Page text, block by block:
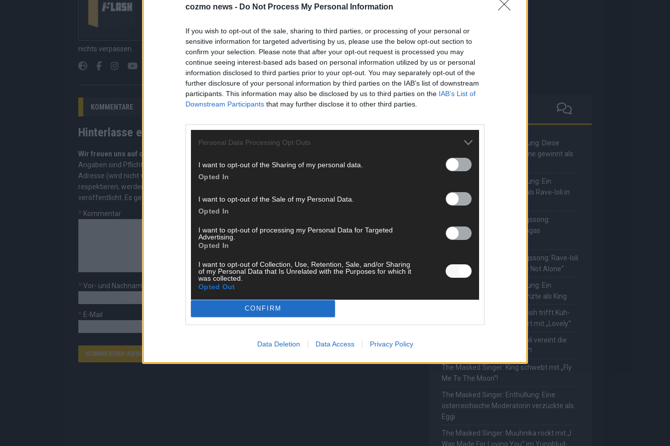
cozmo news - Do Not Process My Personal Information
If you wish to opt-out of the sale, sharing to third parties, or processing of your personal or
sensitive information for targeted advertising by us, please use the below opt-out section to
confirm your selection. Please note that after your opt-out request is processed you may
continue seeing interest-based ads based on personal information utilized by us or personal
information disclosed to third parties prior to your opt-out. You may separately opt-out of the
further disclosure of your personal information by third parties on the IAB’s list of downstream
participants. This information may also be disclosed by us to third parties on the IAB’s List of
Downstream Participants that may further disclose it to other third parties.
Personal Data Processing Opt Outs
I want to opt-out of the Sharing of my personal data.
Opted In
I want to opt-out of the Sale of my Personal Data.
Opted In
I want to opt-out of processing my Personal Data for Targeted
Advertising.
Opted In
I want to opt-out of Collection, Use, Retention, Sale, and/or Sharing
of my Personal Data that Is Unrelated with the Purposes for which it
was collected.
Opted Out
CONFIRM
Data Deletion Data Access Privacy Policy
gerade unbedingt sehen musst. Ob News, Unterhaltung oder Specials – wir
Redaktion kuratiert die Clips, Streams und Highlights extra für dich. Kein langes
Suchen, kein Scrollen durch endlose Seiten – einfach einschalten, mitfiebern und
nichts verpassen.
KOMMENTARE
Hinterlasse einen Kommentar
Wir freuen uns auf deinen Beitrag!
Angaben sind Pflichtfelder. Bitte nutze deinen Klarnamen (Vor- und Nachname) und eine gültige E-Mail-
Adresse (wird nicht veröffentlicht). Wir prüfen jeden Kommentar kurz. Beiträge, die unsere
respektieren, werden freigeschaltet; Hassrede, Beleidigungen, Hetze, Spam oder Werbung werden nicht
veröffentlicht. Es gelten unsere
Datenschutzvereinbarungen.
* Kommentar
* Vor- und Nachname
* E-Mail
The Masked Singer: Enthüllung: Diese
Moderatorin und Comedienne gewinnt als
Muuhnika
The Masked Singer: Enthüllung: Ein
deutscher Sänger hat sich als Rave-Ioli in
die Herzen gesungen
The Masked Singer: Lieblingssong:
Muuhnika kehrt mit Lady Gagas
„Abracadabra“ zurück
The Masked Singer: Lieblingssong: Rave-Ioli
berührt erneut mit „You Are Not Alone“
The Masked Singer: Enthüllung: Ein
deutscher Schauspieler glänzte als King
The Masked Singer: Billie Eilish trifft Kuh-
Power! Muuhnika verzaubert mit „Lovely“
The Masked Singer: Rave-Ioli vereint die
Welt mit „We Are The World“!
The Masked Singer: King schwebt mit „Fly
Me To The Moon“!
The Masked Singer: Enthüllung: Eine
österreichische Moderatorin verzückte als
Eggi
The Masked Singer: Muuhnika rockt mit „I
Was Made For Loving You“ im Yungblud-